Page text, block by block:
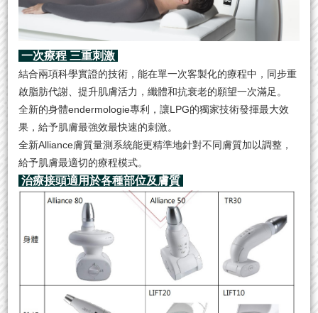
一次療程 三重刺激
結合兩項科學實證的技術，能在單一次客製化的療程中，同步重
啟脂肪代謝、提升肌膚活力，纖體和抗衰老的願望一次滿足。
全新的身體endermologie專利，讓LPG的獨家技術發揮最大效
果，給予肌膚最強效最快速的刺激。
全新Alliance膚質量測系統能更精準地針對不同膚質加以調整，
給予肌膚最適切的療程模式。
治療接頭適用於各種部位及膚質